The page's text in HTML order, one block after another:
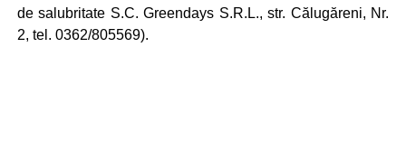
de salubritate S.C. Greendays S.R.L., str. Călugăreni, Nr.
2, tel. 0362/805569).